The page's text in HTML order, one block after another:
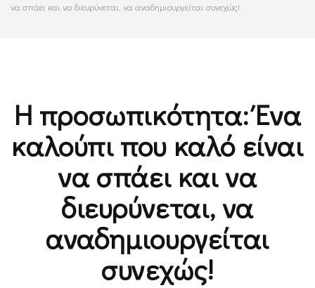
να σπάει και να διευρύνεται, να αναδημιουργείται συνεχώς!
Η προσωπικότητα: Ένα
καλούπι που καλό είναι
να σπάει και να
διευρύνεται, να
αναδημιουργείται
συνεχώς!